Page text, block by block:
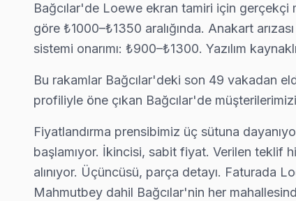
Yenigün Loewe Servis
Yenigün'den gelen Loewe TV arızaları arasında en sık
Bağcılar TV Servis Merkezi →
Yıldıztepe Loewe Servis
Yıldıztepe mahallesi Loewe TV servisinde şeffaf
Yıldıztepe Loewe Açılmıyor Arıza →
Bağcılar Loewe TV Servis Hizmet Bölgesi
Bağcılar'de Loewe ekran tamiri için gerçekçi
göre ₺1000–₺1350 aralığında. Anakart
sistemi onarımı: ₺900–₺1300. Yazılım
Bu rakamlar Bağcılar'deki son 49 vakadan
profiliyle öne çıkan Bağcılar'de
Fiyatlandırma prensibimiz üç sütuna
başlamıyor. İkincisi, sabit fiyat. Verilen teklif
alınıyor. Üçüncüsü, parça detayı. Faturada
Mahmutbey dahil Bağcılar'nin her